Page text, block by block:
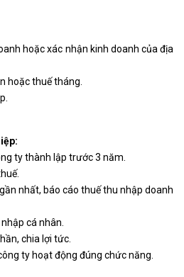
hoặc xác nhận kinh doanh của địa
hoặc thuế tháng.
ty thành lập trước 3 năm.
nhất, báo cáo thuế thu nhập doanh
cá nhân.
chia lợi tức.
ty hoạt động đúng chức năng.